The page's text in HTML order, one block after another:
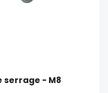
serrage - M8